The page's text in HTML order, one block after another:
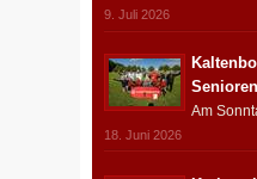
9. Juli 2026
Am
18. Juni 2026